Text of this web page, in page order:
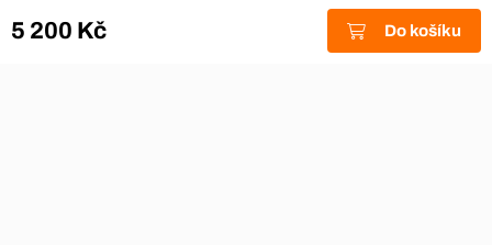
5 200 Kč Do košíku